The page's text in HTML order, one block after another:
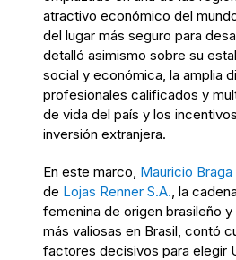
atractivo económico del
del lugar más seguro para
detalló asimismo sobre su
social y económica, la amplia
profesionales calificados y
de vida del país y los
inversión extranjera.
En este marco, Mauricio Braga
de Lojas Renner S.A. la
femenina de origen brasileño y
más valiosas en Brasil, contó
factores decisivos para elegir